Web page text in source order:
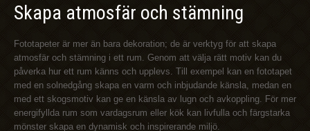
Skapa atmosfär och stämning
Fototapeter är mer än bara dekoration; de är verktyg för att skapa
atmosfär och stämning i ett rum. Genom att välja rätt motiv kan du
påverka hur ett rum känns och upplevs. Till exempel kan en fototapet
med en solnedgång skapa en varm och inbjudande känsla, medan en
med ett skogsmotiv kan ge en känsla av lugn och avkoppling. För mer
energifyllda rum som vardagsrum eller kök kan livfulla och färgstarka
mönster skapa en dynamisk och inspirerande miljö.